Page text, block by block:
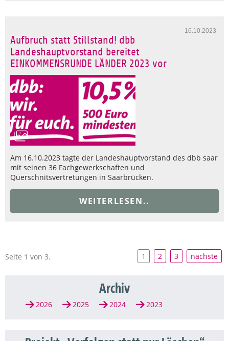
16.10.2023
Aufbruch statt Stillstand! dbb
Landeshauptvorstand bereitet
EINKOMMENSRUNDE LÄNDER 2023 vor
Am 16.10.2023 tagte der Landeshauptvorstand des dbb saar
mit seinen 36 Fachgewerkschaften und
Querschnitsvertretungen in Saarbrücken.
WEITERLESEN..
Seite 1 von 3. 1 2 3 nächste
Archiv
2026 2025 2024 2023